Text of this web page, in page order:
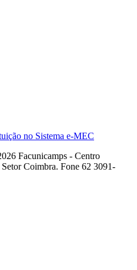
no Sistema e-MEC
Facunicamps - Centro
Coimbra. Fone 62 3091-